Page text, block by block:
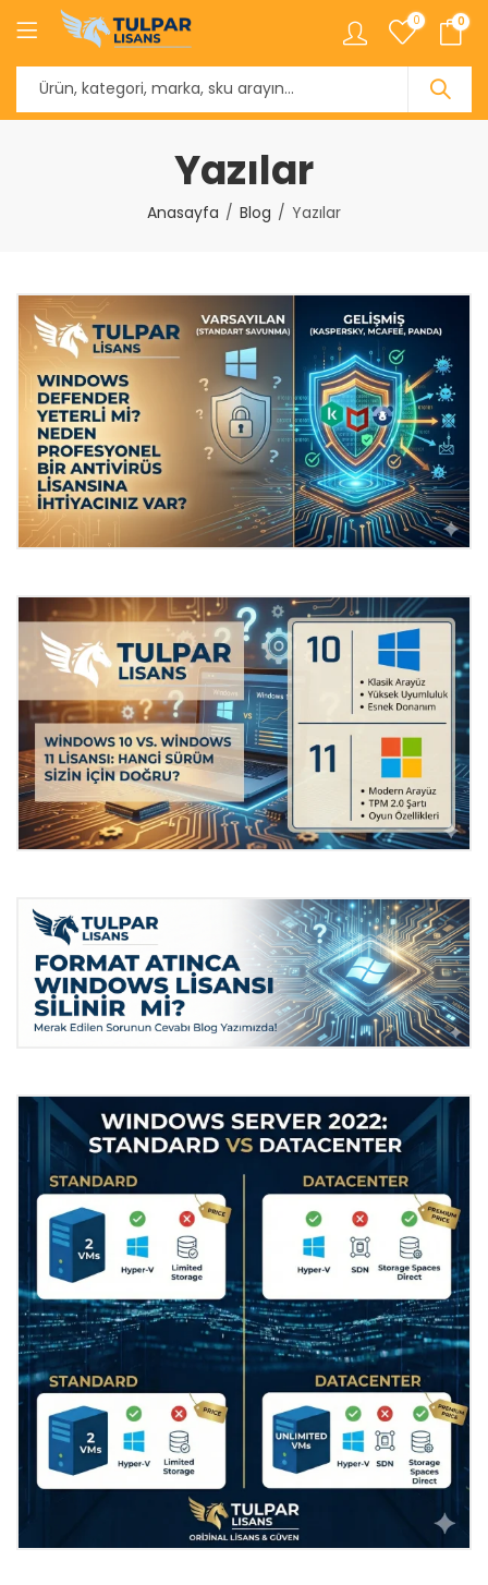
0 0
Yazılar
Anasayfa Blog Yazılar
Windows Defender Yeterli Mi?
Neden Profesyonel Bir Antivirüs
Lisansına İhtiyacınız Var?
Windows 10 vs. Windows 11 Lisansı:
Hangi Sürüm Sizin İçin Doğru?
Bilgisayara Format Atarsam
Windows Lisansım Silinir mi?